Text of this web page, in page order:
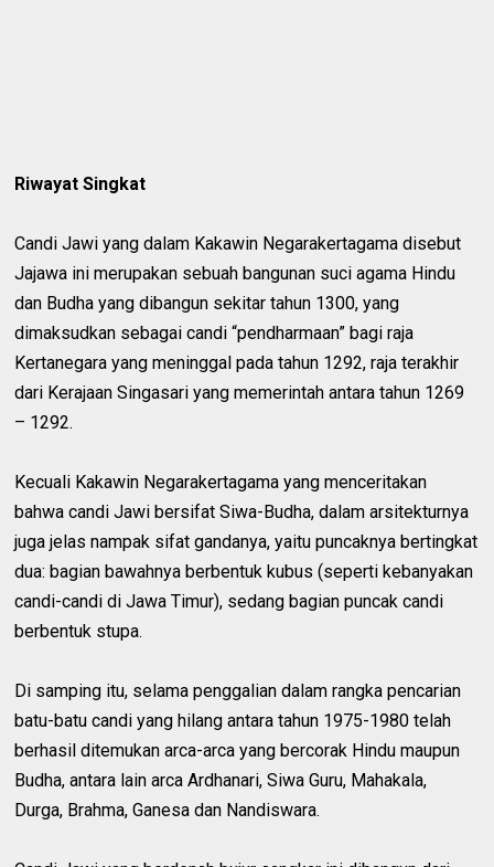
Riwayat Singkat
Candi Jawi yang dalam Kakawin Negarakertagama disebut
Jajawa ini merupakan sebuah bangunan suci agama Hindu
dan Budha yang dibangun sekitar tahun 1300, yang
dimaksudkan sebagai candi “pendharmaan” bagi raja
Kertanegara yang meninggal pada tahun 1292, raja terakhir
dari Kerajaan Singasari yang memerintah antara tahun 1269
– 1292.
Kecuali Kakawin Negarakertagama yang menceritakan
bahwa candi Jawi bersifat Siwa-Budha, dalam arsitekturnya
juga jelas nampak sifat gandanya, yaitu puncaknya bertingkat
dua: bagian bawahnya berbentuk kubus (seperti kebanyakan
candi-candi di Jawa Timur), sedang bagian puncak candi
berbentuk stupa.
Di samping itu, selama penggalian dalam rangka pencarian
batu-batu candi yang hilang antara tahun 1975-1980 telah
berhasil ditemukan arca-arca yang bercorak Hindu maupun
Budha, antara lain arca Ardhanari, Siwa Guru, Mahakala,
Durga, Brahma, Ganesa dan Nandiswara.